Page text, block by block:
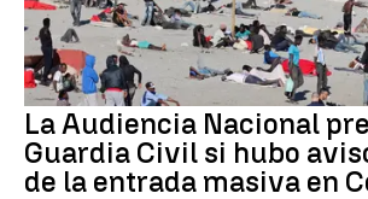
La Audiencia Nacional
Guardia Civil si hubo
de la entrada masiva en